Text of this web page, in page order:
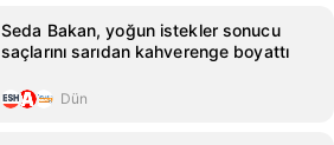
Seda Bakan, yoğun istekler sonucu
saçlarını sarıdan kahverenge boyattı
Dün